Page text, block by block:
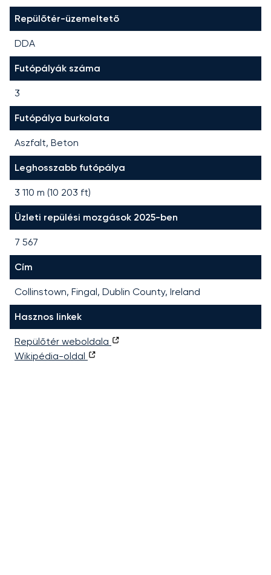
Repülőtér-üzemeltető
DDA
Futópályák száma
3
Futópálya burkolata
Aszfalt, Beton
Leghosszabb futópálya
3 110 m (10 203 ft)
Üzleti repülési mozgások 2025-ben
7 567
Cím
Collinstown, Fingal, Dublin County, Ireland
Hasznos linkek
Repülőtér weboldala
Wikipédia-oldal